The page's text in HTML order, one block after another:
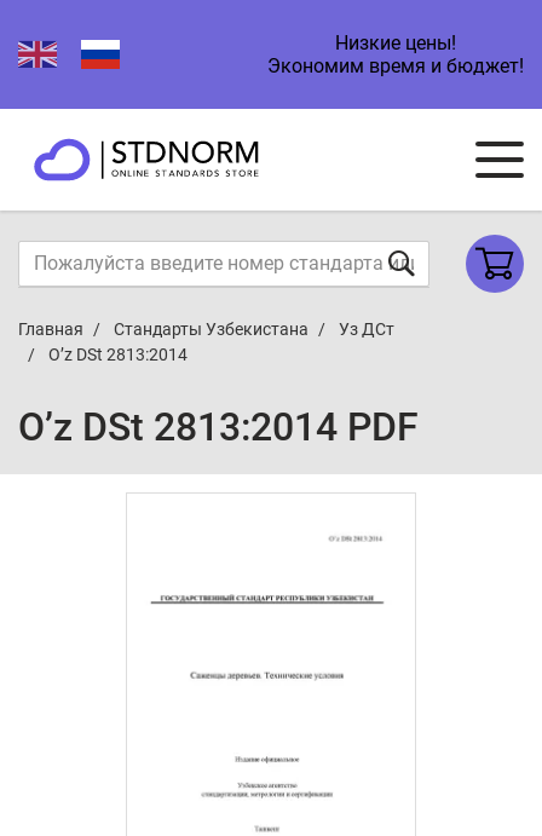
Низкие цены!
Экономим время и бюджет!
Главная Стандарты Узбекистана
Уз ДСт
O’z DSt 2813:2014
O’z DSt 2813:2014 PDF